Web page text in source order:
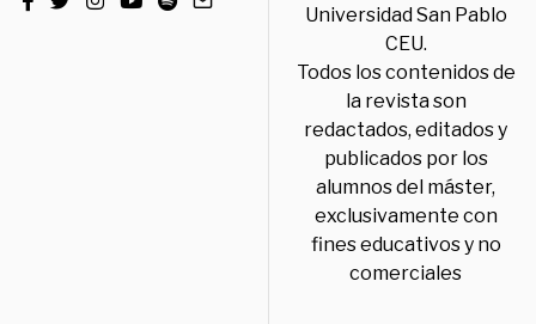
Universidad San Pablo
CEU.
Todos los contenidos de
la revista son
redactados, editados y
publicados por los
alumnos del máster,
exclusivamente con
fines educativos y no
comerciales